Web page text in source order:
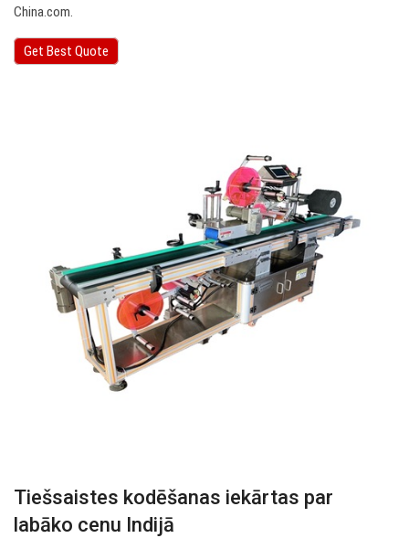
China.com.
Get Best Quote
Tiešsaistes kodēšanas iekārtas par
labāko cenu Indijā